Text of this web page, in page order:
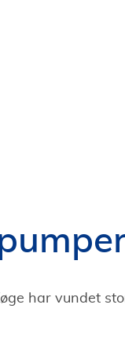
har vundet